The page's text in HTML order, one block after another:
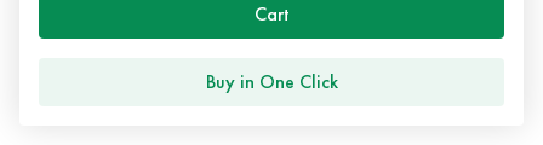
Cart
Buy in One Click